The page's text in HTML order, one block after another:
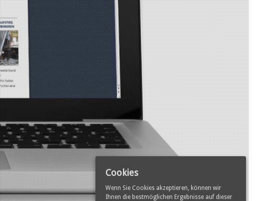
Cookies
Wenn Sie Cookies akzeptieren, können wir
Ihnen die bestmöglichen Ergebnisse auf dieser